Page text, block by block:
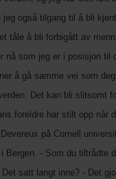
jeg også tilgang til å bli
tåle å bli forbigått av
nå som jeg er i posisjon
å gå samme vei som
Det kan bli slitsomt
foreldre har stilt opp
på Cornell
Bergen. - Som du
satt langt inne? - Det